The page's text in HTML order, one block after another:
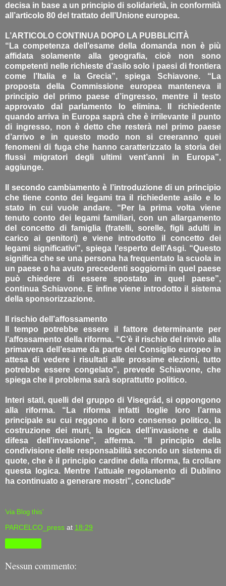
decisa in base a un principio di solidarietà, in conformità
all’articolo 80 del trattato dell’Unione europea.
L’ARTICOLO CONTINUA DOPO LA PUBBLICITÀ
“La competenza dell’esame della domanda non è più
affidata solamente alla geografia, cioè non sono
competenti nelle richieste d’asilo solo i paesi di frontiera
come l’Italia e la Grecia”, spiega Schiavone. “La
proposta della Commissione europea manteneva il
principio del primo paese d’ingresso, mentre il testo
approvato dal parlamento lo elimina. Il richiedente
quando arriva in Europa saprà che è irrilevante il punto
di ingresso, non è detto che resterà nel primo paese
d’arrivo e in questo modo non si creeranno quei
fenomeni di fuga che hanno caratterizzato la storia dei
flussi migratori degli ultimi vent’anni in Europa”,
aggiunge.
Il secondo cambiamento è l’introduzione di un principio
che tiene conto dei legami tra il richiedente asilo e lo
stato in cui vuole andare. “Per la prima volta viene
tenuto conto dei legami familiari, con un allargamento
del concetto di famiglia (fratelli, sorelle, figli adulti in
carico ai genitori) e viene introdotto il concetto dei
legami significativi”, spiega l’esperto dell’Asgi. “Questo
significa che se una persona ha frequentato la scuola in
un paese o ha avuto precedenti soggiorni in quel paese
può chiedere di essere spostato in quel paese”,
continua Schiavone. E infine viene introdotto il sistema
della sponsorizzazione.
Il rischio dell’affossamento
Il tempo potrebbe essere il fattore determinante per
l’affossamento della riforma. “C’è il rischio del rinvio alla
primavera dell’esame da parte del Consiglio europeo in
attesa di vedere i risultati alle prossime elezioni, tutto
potrebbe essere congelato”, prevede Schiavone, che
spiega che il problema sarà soprattutto politico.
Interi stati, quelli del gruppo di Visegrád, si oppongono
alla riforma. “La riforma infatti toglie loro l’arma
principale su cui reggono il loro consenso politico, la
costruzione dei muri, la logica dell’invasione e dalla
difesa dell’invasione”, afferma. “Il principio della
condivisione delle responsabilità secondo un sistema di
quote, che è il principio cardine della riforma, fa crollare
questa logica. Mentre l’attuale regolamento di Dublino
ha continuato a generare mostri”, conclude"
'via Blog this'
PARCELCO_press at 18:29
Nessun commento: